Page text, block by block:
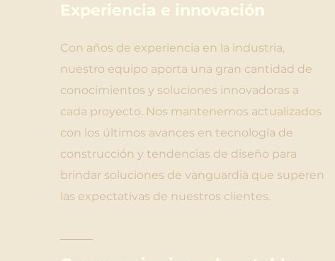
Experiencia e innovación
Con años de experiencia en la industria,
nuestro equipo aporta una gran cantidad de
conocimientos y soluciones innovadoras a
cada proyecto. Nos mantenemos actualizados
con los últimos avances en tecnología de
construcción y tendencias de diseño para
brindar soluciones de vanguardia que superen
las expectativas de nuestros clientes.